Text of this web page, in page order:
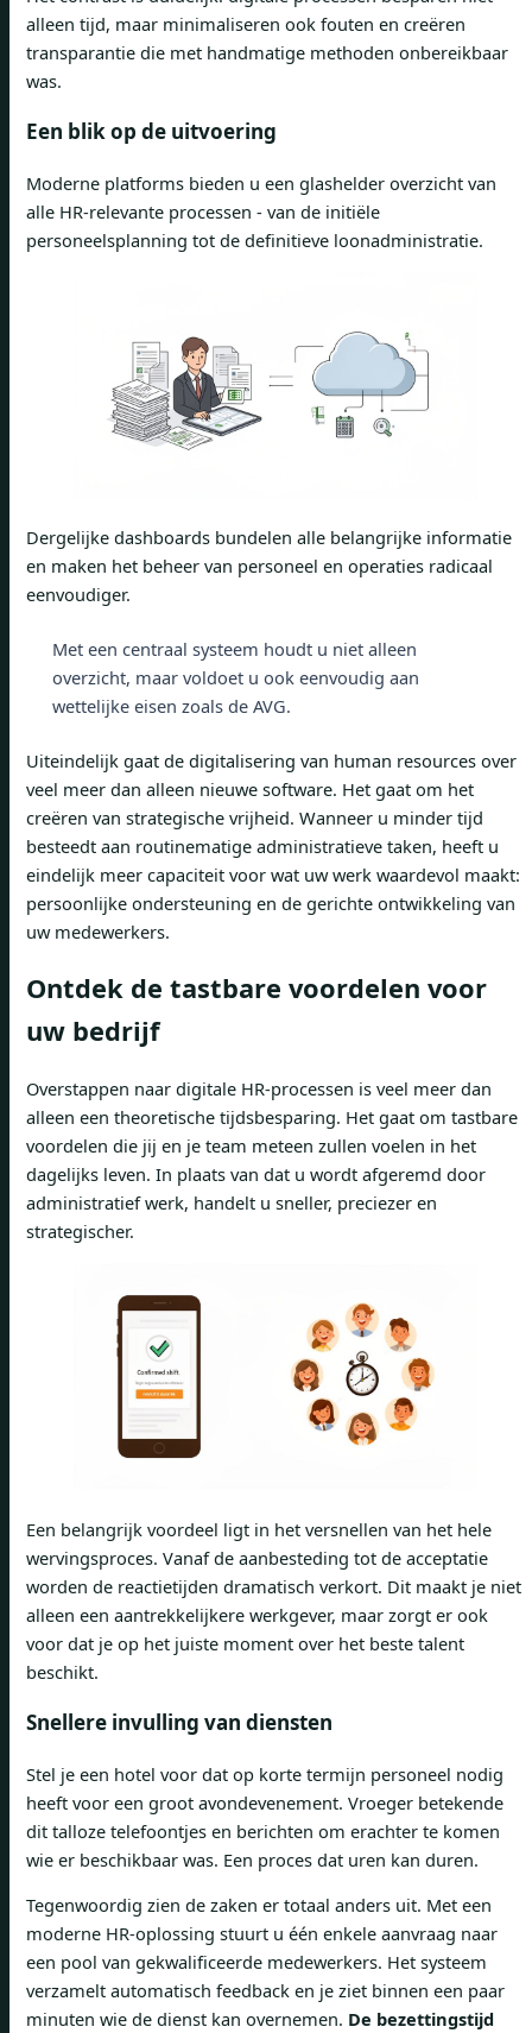
alleen tijd, maar minimaliseren ook fouten en creëren
transparantie die met handmatige methoden onbereikbaar
was.
Een blik op de uitvoering
Moderne platforms bieden u een glashelder overzicht van
alle HR-relevante processen - van de initiële
personeelsplanning tot de definitieve loonadministratie.
Dergelijke dashboards bundelen alle belangrijke informatie
en maken het beheer van personeel en operaties radicaal
eenvoudiger.
Met een centraal systeem houdt u niet alleen
overzicht, maar voldoet u ook eenvoudig aan
wettelijke eisen zoals de AVG.
Uiteindelijk gaat de digitalisering van human resources over
veel meer dan alleen nieuwe software. Het gaat om het
creëren van strategische vrijheid. Wanneer u minder tijd
besteedt aan routinematige administratieve taken, heeft u
eindelijk meer capaciteit voor wat uw werk waardevol maakt:
persoonlijke ondersteuning en de gerichte ontwikkeling van
uw medewerkers.
Ontdek de tastbare voordelen voor
uw bedrijf
Overstappen naar digitale HR-processen is veel meer dan
alleen een theoretische tijdsbesparing. Het gaat om tastbare
voordelen die jij en je team meteen zullen voelen in het
dagelijks leven. In plaats van dat u wordt afgeremd door
administratief werk, handelt u sneller, preciezer en
strategischer.
Een belangrijk voordeel ligt in het versnellen van het hele
wervingsproces. Vanaf de aanbesteding tot de acceptatie
worden de reactietijden dramatisch verkort. Dit maakt je niet
alleen een aantrekkelijkere werkgever, maar zorgt er ook
voor dat je op het juiste moment over het beste talent
beschikt.
Snellere invulling van diensten
Stel je een hotel voor dat op korte termijn personeel nodig
heeft voor een groot avondevenement. Vroeger betekende
dit talloze telefoontjes en berichten om erachter te komen
wie er beschikbaar was. Een proces dat uren kan duren.
Tegenwoordig zien de zaken er totaal anders uit. Met een
moderne HR-oplossing stuurt u één enkele aanvraag naar
een pool van gekwalificeerde medewerkers. Het systeem
verzamelt automatisch feedback en je ziet binnen een paar
minuten wie de dienst kan overnemen. De bezettingstijd